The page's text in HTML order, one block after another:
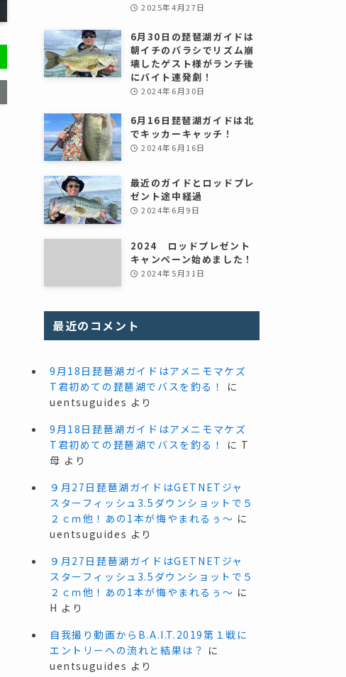
2025年4月27日
6月30日の琵琶湖ガイドは
朝イチのバラシでリズム崩
壊したゲスト様がランチ後
にバイト連発劇！
2024年6月30日
6月16日琵琶湖ガイドは北
でキッカーキャッチ！
2024年6月16日
最近のガイドとロッドプレ
ゼント途中経過
2024年6月9日
2024 ロッドプレゼント
キャンペーン始めました！
2024年5月31日
最近のコメント
9月18日琵琶湖ガイドはアメニモマケズ
T君初めての琵琶湖でバスを釣る！
に
uentsuguides より
9月18日琵琶湖ガイドはアメニモマケズ
T君初めての琵琶湖でバスを釣る！
に T
母 より
９月27日琵琶湖ガイドはGETNETジャ
スターフィッシュ3.5ダウンショットで５
２ｃｍ他！あの1本が悔やまれるぅ～ に
uentsuguides より
９月27日琵琶湖ガイドはGETNETジャ
スターフィッシュ3.5ダウンショットで５
２ｃｍ他！あの1本が悔やまれるぅ～ に
H より
自我撮り動画からB.A.I.T.2019第１戦に
エントリーへの流れと結果は？ に
uentsuguides より